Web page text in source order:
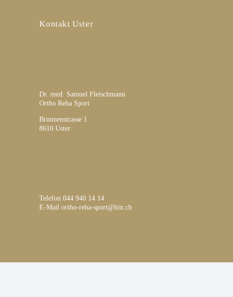
Kontakt Uster
Dr. med. Samuel Fleischmann
Ortho Reha Sport
Brunnenstrasse 1
8610 Uster
Telefon044 940 14 14
E-Mailortho-reha-sport@hin.ch